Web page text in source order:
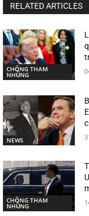
RELATED ARTICLES
CHỐNG THAM
NHŨNG
NEWS
CHỐNG THAM
NHŨNG